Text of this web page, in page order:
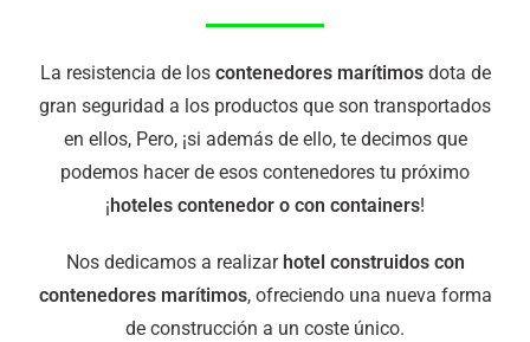
La resistencia de los contenedores marítimosdota de
gran seguridad a los productos que son transportados
en ellos, Pero, ¡si además de ello, te decimos que
podemos hacer de esos contenedores tu próximo
¡ hoteles contenedor o con containers!
Nos dedicamos a realizar hotel construidos con
contenedores marítimos, ofreciendo una nueva forma
de construcción a un coste único.